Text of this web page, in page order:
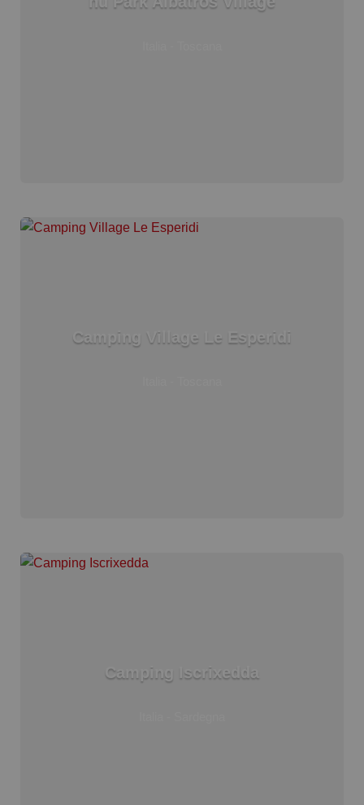
Camping Village Le Esperidi
Camping Iscrixedda